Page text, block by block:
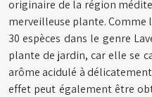
originaire de la région
merveilleuse plante. Comme
30 espèces dans le genre
plante de jardin, car elle se
arôme acidulé à
effet peut également être